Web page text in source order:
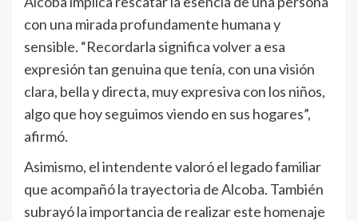
con una mirada profundamente humana y
sensible. “Recordarla significa volver a esa
expresión tan genuina que tenía, con una visión
clara, bella y directa, muy expresiva con los niños,
algo que hoy seguimos viendo en sus hogares”,
afirmó.
Asimismo, el intendente valoró el legado familiar
que acompañó la trayectoria de Alcoba. También
subrayó la importancia de realizar este homenaje